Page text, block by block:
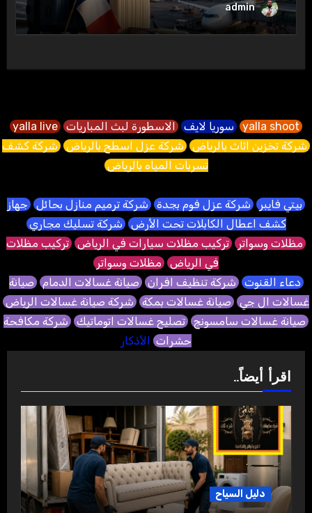
admin
yalla shoot سوريا لايف الاسطورة لبث المباريات yalla live
شركة تخزين اثاث بالرياض شركة عزل اسطح بالرياض شركة كشف
تسربات المياه بالرياض
بيتي فايبر شركة عزل فوم بجدة شركة ترميم منازل بحائل جهاز
كشف اعطال الكابلات تحت الأرض شركة تسليك مجاري
مظلات وسواتر تركيب مظلات سيارات في الرياض تركيب مظلات
في الرياض مظلات وسواتر
دعاء القنوت شركة تنظيف افران صيانة غسالات الدمام صيانة
غسالات ال جي صيانة غسالات بمكة شركة صيانة غسالات الرياض
صيانة غسالات سامسونج تصليح غسالات اتوماتيك شركة مكافحة
حشرات الأذكار
اقرأ أيضاً..
دليل السياح